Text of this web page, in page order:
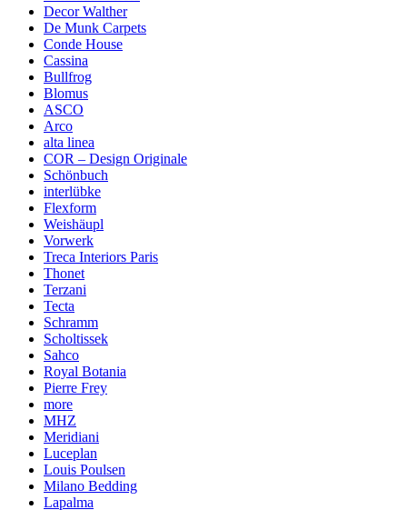
Decor Walther
De Munk Carpets
Conde House
Cassina
Bullfrog
Blomus
ASCO
Arco
alta linea
COR – Design Originale
Schönbuch
interlübke
Flexform
Weishäupl
Vorwerk
Treca Interiors Paris
Thonet
Terzani
Tecta
Schramm
Scholtissek
Sahco
Royal Botania
Pierre Frey
more
MHZ
Meridiani
Luceplan
Louis Poulsen
Milano Bedding
Lapalma